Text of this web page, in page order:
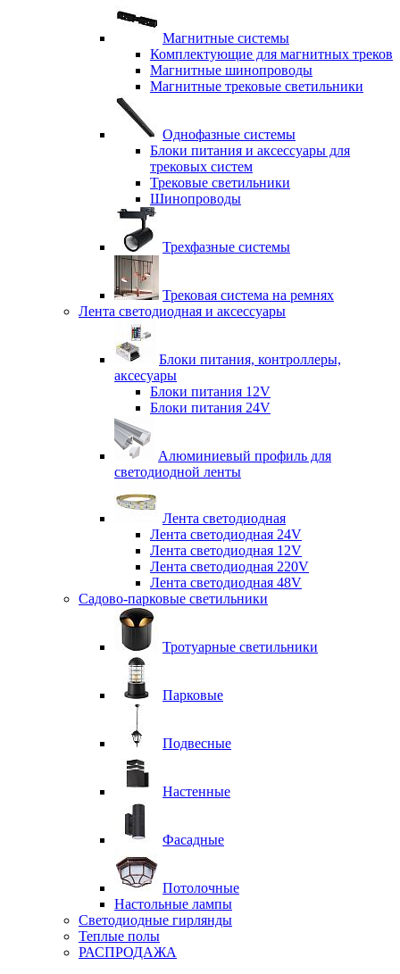
Магнитные системы
Комплектующие для магнитных треков
Магнитные шинопроводы
Магнитные трековые светильники
Однофазные системы
Блоки питания и аксессуары для
трековых систем
Трековые светильники
Шинопроводы
Трехфазные системы
Трековая система на ремнях
Лента светодиодная и аксессуары
Блоки питания, контроллеры,
аксесуары
Блоки питания 12V
Блоки питания 24V
Алюминиевый профиль для
светодиодной ленты
Лента светодиодная
Лента светодиодная 24V
Лента светодиодная 12V
Лента светодиодная 220V
Лента светодиодная 48V
Садово-парковые светильники
Тротуарные светильники
Парковые
Подвесные
Настенные
Фасадные
Потолочные
Настольные лампы
Светодиодные гирлянды
Теплые полы
РАСПРОДАЖА